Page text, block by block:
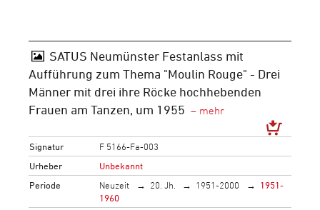
SATUS Neumünster Festanlass mit
Aufführung zum Thema "Moulin Rouge" - Drei
Männer mit drei ihre Röcke hochhebenden
Frauen am Tanzen, um 1955
Signatur
F 5166-Fa-003
Urheber
Unbekannt
Periode
Neuzeit 20. Jh. 1951-2000
1951-
1960